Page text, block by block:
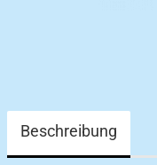
Beschreibung